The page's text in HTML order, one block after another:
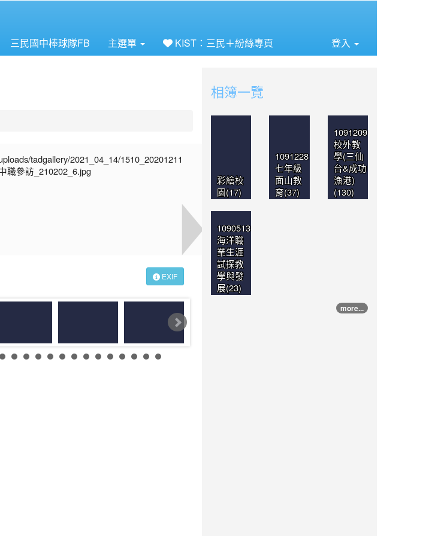
三民國中棒球隊FB 主選單 KIST：三民＋紛絲專頁 登入
EXIF
相簿一覽
彩繪校
園(17)
1091228
七年級
面山教
育(37)
1091209
校外教
學(三仙
台&成功
漁港)
(130)
1090513
海洋職
業生涯
試探教
學與發
展(23)
more...